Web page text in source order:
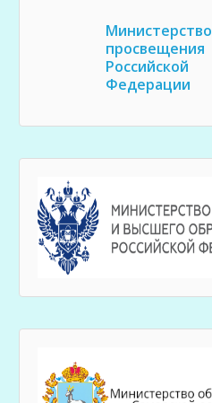
Министерство
просвещения
Российской
Федерации